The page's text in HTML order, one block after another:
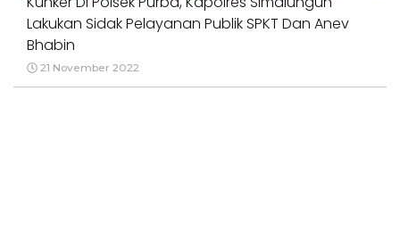
Lakukan Sidak Pelayanan Publik SPKT Dan Anev
Bhabin
21 November 2022